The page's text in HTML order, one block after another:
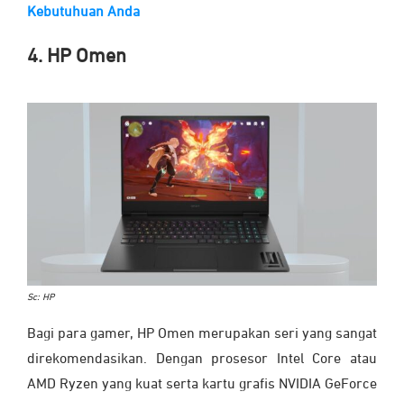
Kebutuhuan Anda
4. HP Omen
Sc: HP
Bagi para gamer, HP Omen merupakan seri yang sangat
direkomendasikan. Dengan prosesor Intel Core atau
AMD Ryzen yang kuat serta kartu grafis NVIDIA GeForce